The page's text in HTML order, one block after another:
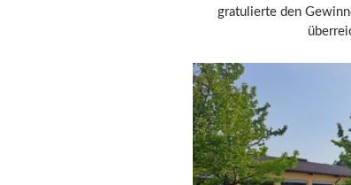
gratulierte den